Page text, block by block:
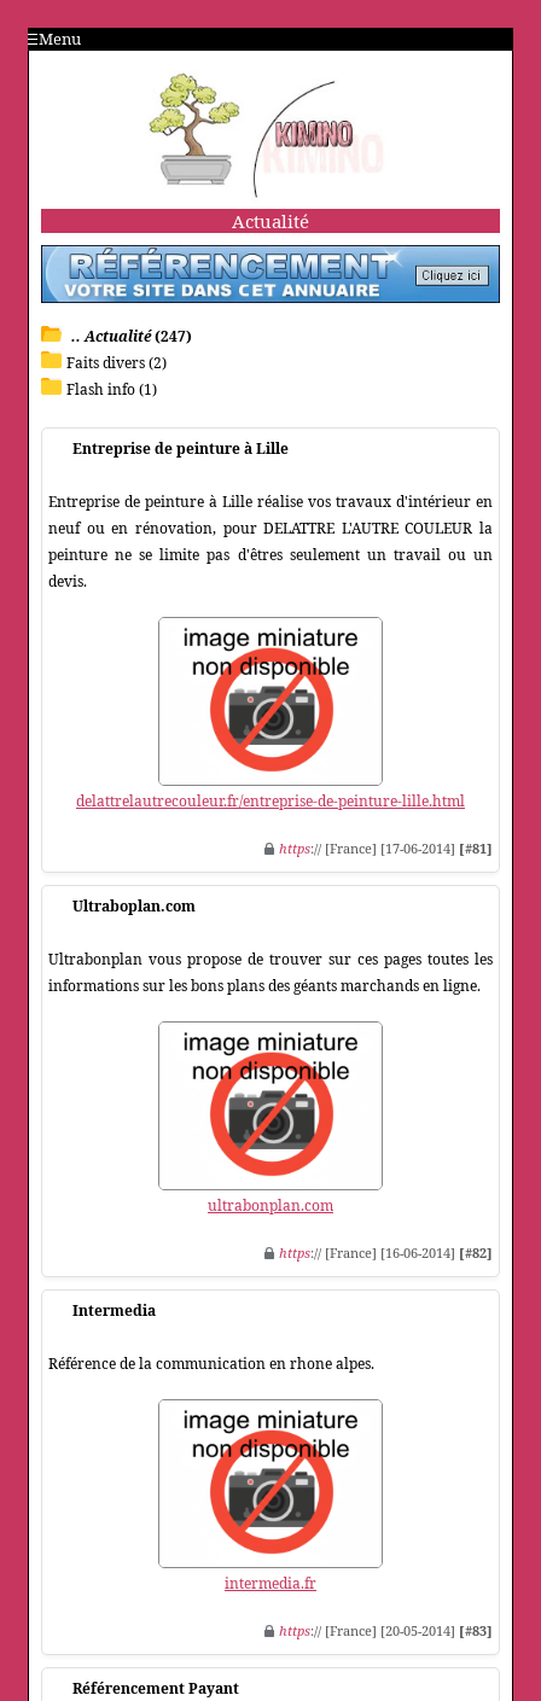
Menu
Actualité
.. Actualité(247)
Faits divers (2)
Flash info (1)
Entreprise de peinture à Lille
Entreprise de peinture à Lille réalise vos travaux d'intérieur en
neuf ou en rénovation, pour DELATTRE L'AUTRE COULEUR la
peinture ne se limite pas d'êtres seulement un travail ou un
devis.
delattrelautrecouleur.fr/entreprise-de-peinture-lille.html
https:// [France] [17-06-2014] [#81]
Ultraboplan.com
Ultrabonplan vous propose de trouver sur ces pages toutes les
informations sur les bons plans des géants marchands en ligne.
ultrabonplan.com
https:// [France] [16-06-2014] [#82]
Intermedia
Référence de la communication en rhone alpes.
intermedia.fr
https:// [France] [20-05-2014] [#83]
Référencement Payant